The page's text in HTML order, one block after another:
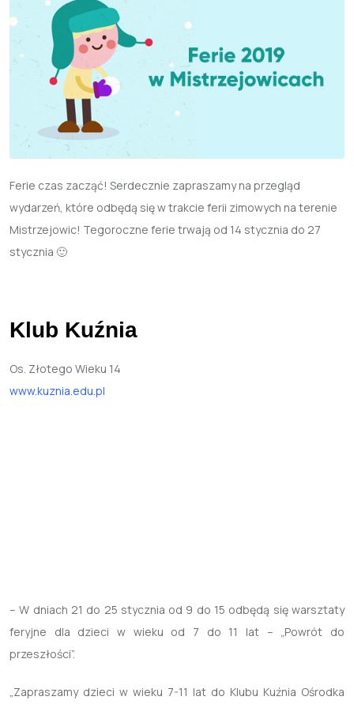
Ferie czas zacząć! Serdecznie zapraszamy na przegląd
wydarzeń, które odbędą się w trakcie ferii zimowych na terenie
Mistrzejowic! Tegoroczne ferie trwają od 14 stycznia do 27
stycznia 🙂
Klub Kuźnia
Os. Złotego Wieku 14
www.kuznia.edu.pl
– W dniach 21 do 25 stycznia od 9 do 15 odbędą się warsztaty
feryjne dla dzieci w wieku od 7 do 11 lat – „Powrót do
przeszłości”.
„Zapraszamy dzieci w wieku 7-11 lat do Klubu Kuźnia Ośrodka